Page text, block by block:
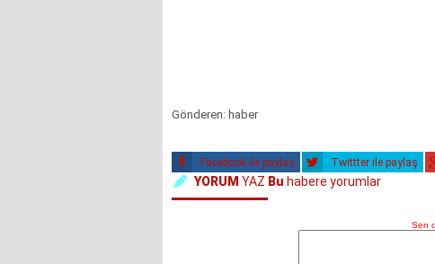
Gönderen: haber
Facebook ile paylaş Twittter ile paylaş
YORUM YAZ Bu habere yorumlar